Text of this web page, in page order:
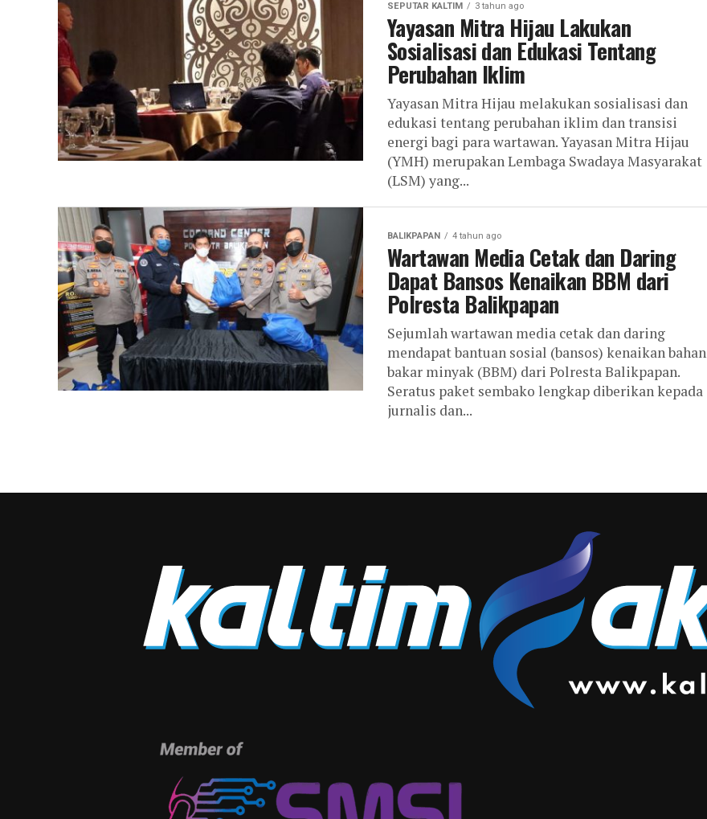
SEPUTAR KALTIM 3 tahun ago
Yayasan Mitra Hijau Lakukan
Sosialisasi dan Edukasi Tentang
Perubahan Iklim
Yayasan Mitra Hijau melakukan sosialisasi dan
edukasi tentang perubahan iklim dan transisi
energi bagi para wartawan. Yayasan Mitra Hijau
(YMH) merupakan Lembaga Swadaya Masyarakat
(LSM) yang...
BALIKPAPAN 4 tahun ago
Wartawan Media Cetak dan Daring
Dapat Bansos Kenaikan BBM dari
Polresta Balikpapan
Sejumlah wartawan media cetak dan daring
mendapat bantuan sosial (bansos) kenaikan bahan
bakar minyak (BBM) dari Polresta Balikpapan.
Seratus paket sembako lengkap diberikan kepada
jurnalis dan...